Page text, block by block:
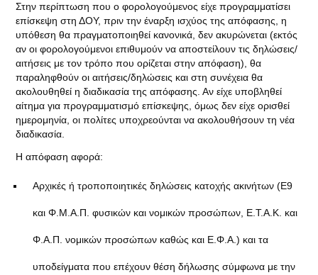
Στην περίπτωση που ο φορολογούμενος είχε προγραμματίσει
επίσκεψη στη ΔΟΥ, πριν την έναρξη ισχύος της απόφασης, η
υπόθεση θα πραγματοποιηθεί κανονικά, δεν ακυρώνεται (εκτός
αν οι φορολογούμενοι επιθυμούν να αποστείλουν τις δηλώσεις/
αιτήσεις με τον τρόπο που ορίζεται στην απόφαση), θα
παραληφθούν οι αιτήσεις/δηλώσεις και στη συνέχεια θα
ακολουθηθεί η διαδικασία της απόφασης. Αν είχε υποβληθεί
αίτημα για προγραμματισμό επίσκεψης, όμως δεν είχε ορισθεί
ημερομηνία, οι πολίτες υποχρεούνται να ακολουθήσουν τη νέα
διαδικασία.
Η απόφαση αφορά:
Αρχικές ή τροποποιητικές δηλώσεις κατοχής ακινήτων (Ε9
και Φ.Μ.Α.Π. φυσικών και νομικών προσώπων, Ε.Τ.Α.Κ. και
Φ.Α.Π. νομικών προσώπων καθώς και Ε.Φ.Α.) και τα
υποδείγματα που επέχουν θέση δήλωσης σύμφωνα με την